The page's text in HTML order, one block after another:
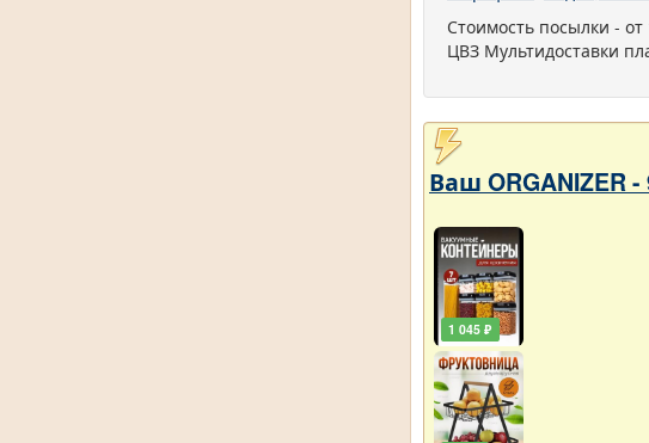
Стоимость посылки -
ЦВЗ Мультидоставки
Ваш ORGANIZER
1 045 ₽